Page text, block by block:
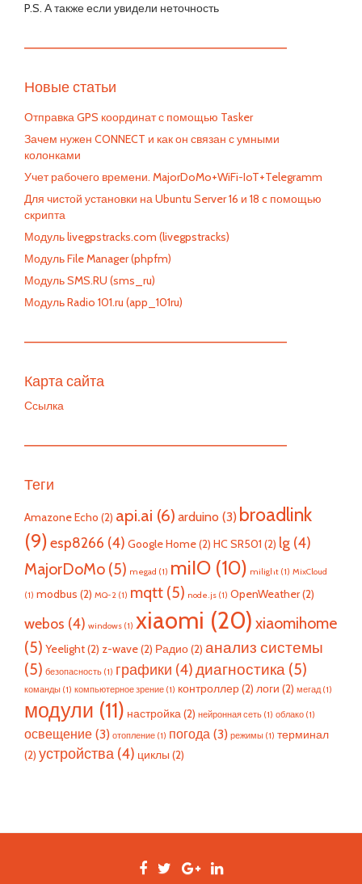
P.S. А также если увидели неточность
—————————————————————————
Новые статьи
Отправка GPS координат с помощью Tasker
Зачем нужен CONNECT и как он связан с умными
колонками
Учет рабочего времени. MajorDoMo+WiFi-IoT+Telegramm
Для чистой установки на Ubuntu Server 16 и 18 c помощью
скрипта
Модуль livegpstracks.com (livegpstracks)
Модуль File Manager (phpfm)
Модуль SMS.RU (sms_ru)
Модуль Radio 101.ru (app_101ru)
—————————————————————————
Карта сайта
Ссылка
—————————————————————————
Теги
Amazone Echo (2) api.ai (6) arduino (3) broadlink
(9)esp8266 (4) Google Home(2) HC SR501 (2) lg (4)
MajorDoMo (5) megad (1) miIO (10) milight (1) MixCloud
(1) modbus (2) MQ-2 (1) mqtt (5) node.js (1) OpenWeather(2)
webos (4) windows (1) xiaomi (20) xiaomihome
(5) Yeelight(2) z-wave(2) Радио(2) анализ системы
(5) безопасность (1) графики (4)диагностика (5)
команды (1) компьютерное зрение (1) контроллер(2) логи (2) мегад(1)
модули (11) настройка (2) нейронная сеть (1) облако (1)
освещение (3) отопление (1) погода (3) режимы (1) терминал
(2) устройства (4) циклы (2)